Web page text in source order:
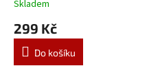
Skladem
299 Kč
Do košíku